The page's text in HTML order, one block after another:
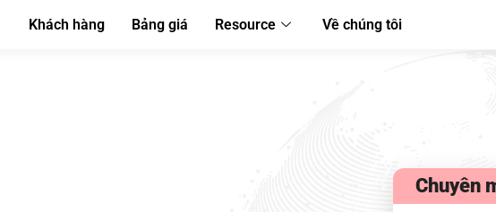
Khách hàng Bảng giá Resource Về chúng tôi
Chuyên